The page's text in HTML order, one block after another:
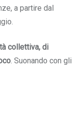
a partire dal
collettiva, di
. Suonando con gli